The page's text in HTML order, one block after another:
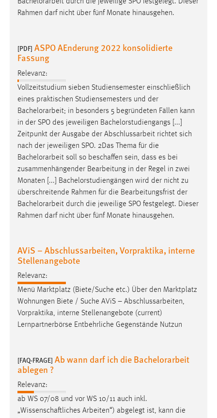
Rahmen darf nicht über fünf Monate hinausgehen.
[PDF] ASPO AEnderung 2022 konsolidierte
Fassung
Relevanz:
Vollzeitstudium sieben Studiensemester einschließlich
eines praktischen Studiensemesters und der
Bachelorarbeit; in besonders 5 begründeten Fällen kann
in der SPO des jeweiligen Bachelorstudiengangs [...]
Zeitpunkt der Ausgabe der Abschlussarbeit richtet sich
nach der jeweiligen SPO. 2Das Thema für die
Bachelorarbeit soll so beschaffen sein, dass es bei
zusammenhängender Bearbeitung in der Regel in zwei
Monaten [...] Bachelorstudiengängen wird der nicht zu
überschreitende Rahmen für die Bearbeitungsfrist der
Bachelorarbeit durch die jeweilige SPO festgelegt. Dieser
Rahmen darf nicht über fünf Monate hinausgehen.
AViS – Abschlussarbeiten, Vorpraktika, interne
Stellenangebote
Relevanz:
Menü Marktplatz (Biete/Suche etc.) Über den Marktplatz
Wohnungen Biete / Suche AViS – Abschlussarbeiten,
Vorpraktika, interne Stellenangebote (current)
Lernpartnerbörse Entbehrliche Gegenstände Nutzun
[FAQ-FRAGE] Ab wann darf ich die Bachelorarbeit
ablegen ?
Relevanz:
ab WS 07/08 und vor WS 10/11 auch inkl.
„Wissenschaftliches Arbeiten“) abgelegt ist, kann die